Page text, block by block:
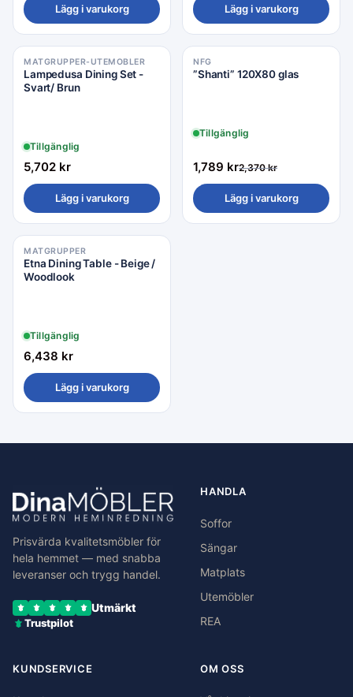
Lägg i varukorg Lägg i varukorg
MATGRUPPER-UTEMOBLER
Lampedusa Dining Set -
Svart/ Brun
Tillgänglig
5,702 kr
Lägg i varukorg
Rea −25%
NFG
”Shanti” 120X80 glas
Tillgänglig
1,789 kr2,370kr
Lägg i varukorg
MATGRUPPER
Etna Dining Table - Beige /
Woodlook
Tillgänglig
6,438 kr
Lägg i varukorg
Prisvärda kvalitetsmöbler för
hela hemmet — med snabba
leveranser och trygg handel.
Utmärkt
Trustpilot
HANDLA
Soffor
Sängar
Matplats
Utemöbler
REA
KUNDSERVICE OM OSS